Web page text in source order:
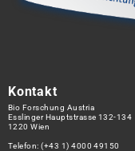
Kontakt
Bio Forschung Austria
Esslinger Hauptstrasse 132-134
1220 Wien
Telefon:(+43 1) 4000 49150